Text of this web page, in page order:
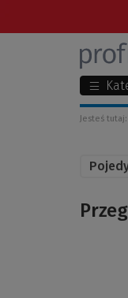
Jesteś tutaj: